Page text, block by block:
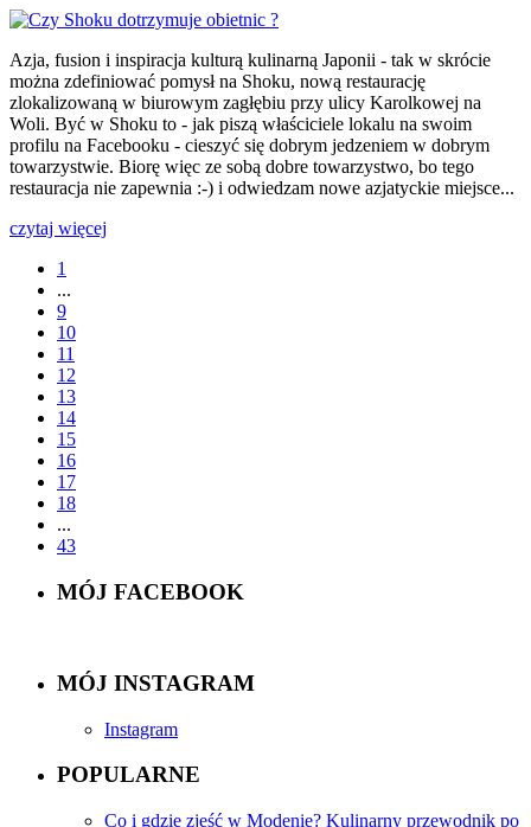
Azja, fusion i inspiracja kulturą kulinarną Japonii - tak w skrócie
można zdefiniować pomysł na Shoku, nową restaurację
zlokalizowaną w biurowym zagłębiu przy ulicy Karolkowej na
Woli. Być w Shoku to - jak piszą właściciele lokalu na swoim
profilu na Facebooku - cieszyć się dobrym jedzeniem w dobrym
towarzystwie. Biorę więc ze sobą dobre towarzystwo, bo tego
restauracja nie zapewnia :-) i odwiedzam nowe azjatyckie miejsce...
czytaj więcej
1
...
9
10
11
12
13
14
15
16
17
18
...
43
MÓJ FACEBOOK
MÓJ INSTAGRAM
Instagram
POPULARNE
Co i gdzie zjeść w Modenie? Kulinarny przewodnik po